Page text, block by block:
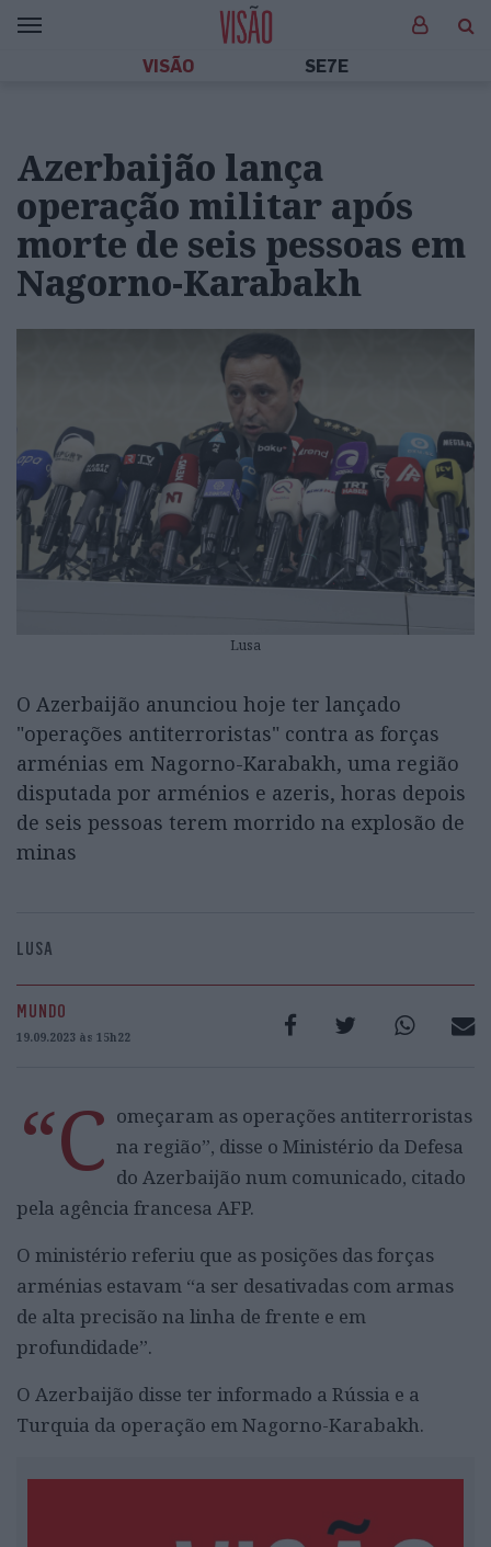
VISÃO SE7E
Azerbaijão lança
operação militar após
morte de seis pessoas em
Nagorno-Karabakh
Lusa
O Azerbaijão anunciou hoje ter lançado
"operações antiterroristas" contra as forças
arménias em Nagorno-Karabakh, uma região
disputada por arménios e azeris, horas depois
de seis pessoas terem morrido na explosão de
minas
LUSA
MUNDO
19.09.2023 às 15h22
“C omeçaram as operações antiterroristas
na região”, disse o Ministério da Defesa
do Azerbaijão num comunicado, citado
pela agência francesa AFP.
O ministério referiu que as posições das forças
arménias estavam “a ser desativadas com armas
de alta precisão na linha de frente e em
profundidade”.
O Azerbaijão disse ter informado a Rússia e a
Turquia da operação em Nagorno-Karabakh.